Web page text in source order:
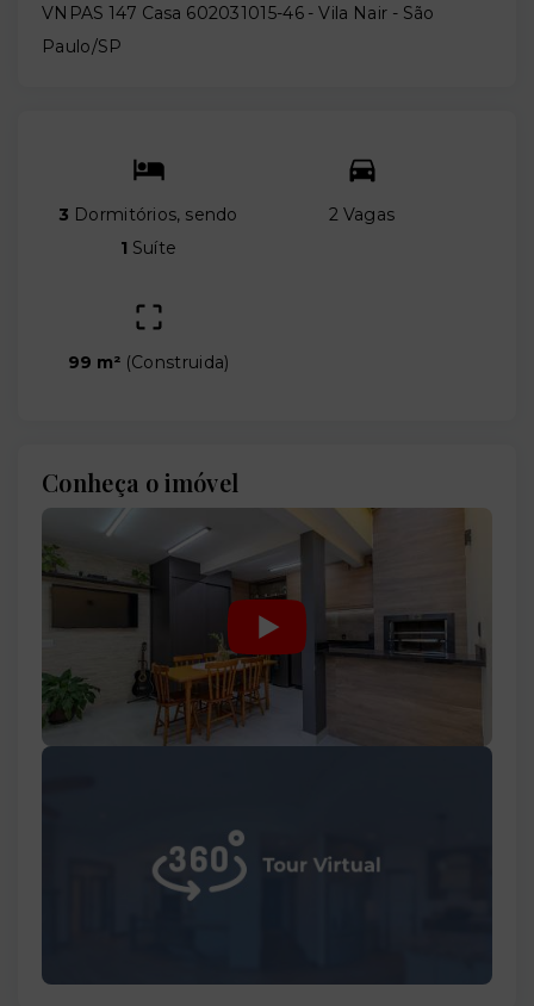
VNPAS 147 Casa 602031015-46 -Vila Nair - São
Paulo/SP
3 Dormitórios, sendo
1 Suíte
2 Vagas
99 m² (Construida)
Conheça o imóvel